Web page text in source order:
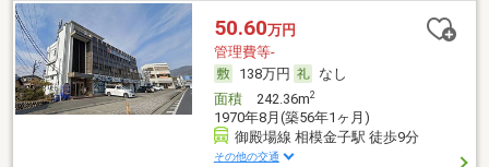
50.60万円
管理費等-
138万円
なし
面積242.36m2
1970年8月(築56年1ヶ月)
御殿場線 相模金子駅 徒歩9分
その他の交通